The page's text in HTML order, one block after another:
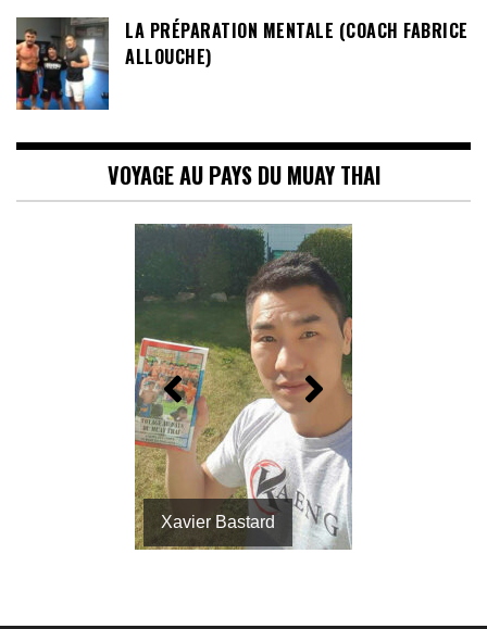
LA PRÉPARATION MENTALE (COACH FABRICE
ALLOUCHE)
VOYAGE AU PAYS DU MUAY THAI
Xavier Bastard